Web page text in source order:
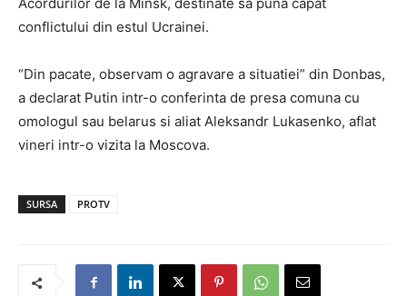
Acordurilor de la Minsk, destinate sa puna capat
conflictului din estul Ucrainei.
“Din pacate, observam o agravare a situatiei” din Donbas,
a declarat Putin intr-o conferinta de presa comuna cu
omologul sau belarus si aliat Aleksandr Lukasenko, aflat
vineri intr-o vizita la Moscova.
SURSA PROTV